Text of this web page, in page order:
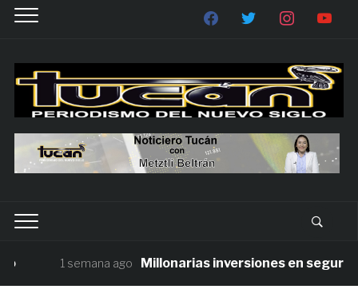
1 semana ago Millonarias inversiones en seguridad